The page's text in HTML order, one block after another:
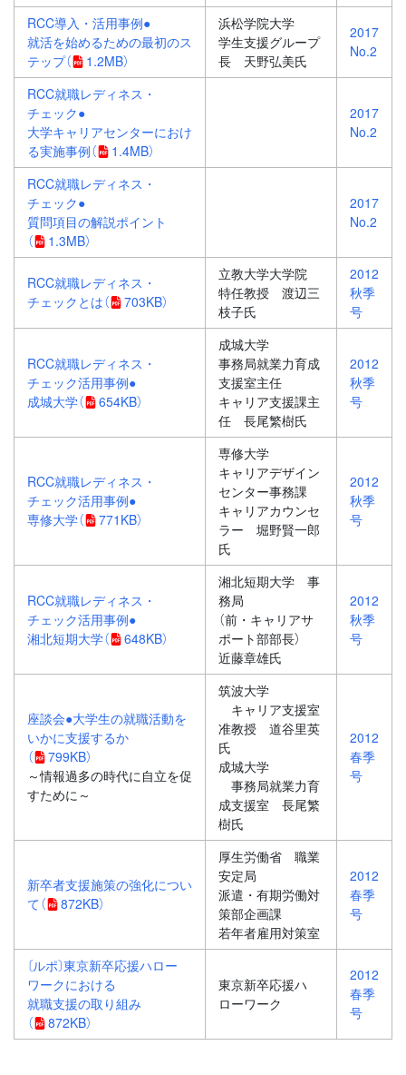
RCC導入・活用事例●
就活を始めるための最初のス
テップ（ 1.2MB）
浜松学院大学
学生支援グループ
長 天野弘美氏
2017
No.2
RCC就職レディネス・
チェック●
大学キャリアセンターにおけ
る実施事例（ 1.4MB）
2017
No.2
RCC就職レディネス・
チェック●
質問項目の解説ポイント
（
1.3MB）
2017
No.2
RCC就職レディネス・
チェックとは（ 703KB）
立教大学大学院
特任教授 渡辺三
枝子氏
2012
秋季
号
RCC就職レディネス・
チェック活用事例●
成城大学（ 654KB）
成城大学
事務局就業力育成
支援室主任
キャリア支援課主
任 長尾繁樹氏
2012
秋季
号
RCC就職レディネス・
チェック活用事例●
専修大学（ 771KB）
専修大学
キャリアデザイン
センター事務課
キャリアカウンセ
ラー 堀野賢一郎
氏
2012
秋季
号
RCC就職レディネス・
チェック活用事例●
湘北短期大学（ 648KB）
湘北短期大学 事
務局
（前・キャリアサ
ポート部部長）
近藤章雄氏
2012
秋季
号
座談会●大学生の就職活動を
いかに支援するか
（
799KB）
～情報過多の時代に自立を促
すために～
筑波大学
キャリア支援室
准教授 道谷里英
氏
成城大学
事務局就業力育
成支援室 長尾繁
樹氏
2012
春季
号
新卒者支援施策の強化につい
て（ 872KB）
厚生労働省 職業
安定局
派遣・有期労働対
策部企画課
若年者雇用対策室
2012
春季
号
〔ルポ〕東京新卒応援ハロー
ワークにおける
就職支援の取り組み
（
872KB）
東京新卒応援ハ
ローワーク
2012
春季
号